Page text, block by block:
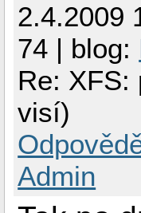
2.4.2009
74 | blog:
Re: XFS:
visí)
Admin